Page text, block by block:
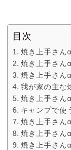
目次
焼き上手さん
焼き上手さん
焼き上手さん
我が家の主な
焼き上手さん
キャンプで使
焼き上手さん
焼き上手さん
焼き上手さん